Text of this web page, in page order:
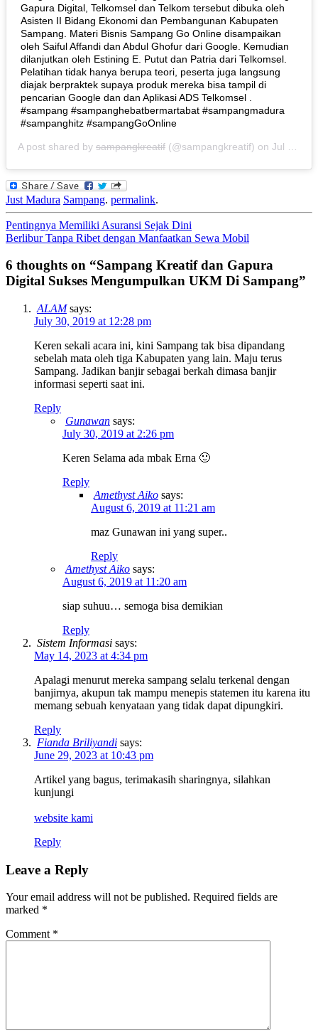
Gapura Digital, Telkomsel dan Telkom tersebut dibuka oleh
Asisten II Bidang Ekonomi dan Pembangunan Kabupaten
Sampang. Materi Bisnis Sampang Go Online disampaikan
oleh Saiful Affandi dan Abdul Ghofur dari Google. Kemudian
dilanjutkan oleh Estining E. Putut dan Patria dari Telkomsel.
Pelatihan tidak hanya berupa teori, peserta juga langsung
diajak berpraktek supaya produk mereka bisa tampil di
pencarian Google dan dan Aplikasi ADS Telkomsel .
#sampang #sampanghebatbermartabat #sampangmadura
#sampanghitz #sampangGoOnline
A post shared by sampangkreatif (@sampangkreatif) on Jul 25, 2019 at 12:40am PDT
Just Madura Sampang. permalink.
Post
navigation
Pentingnya Memiliki Asuransi Sejak Dini
Berlibur Tanpa Ribet dengan Manfaatkan Sewa Mobil
6 thoughts on “Sampang Kreatif dan Gapura
Digital Sukses Mengumpulkan UKM Di Sampang”
ALAM says:
July 30, 2019 at 12:28 pm
Keren sekali acara ini, kini Sampang tak bisa dipandang
sebelah mata oleh tiga Kabupaten yang lain. Maju terus
Sampang. Jadikan banjir sebagai berkah dimasa banjir
informasi seperti saat ini.
Reply
Gunawan says:
July 30, 2019 at 2:26 pm
Keren Selama ada mbak Erna 🙂
Reply
Amethyst Aiko says:
August 6, 2019 at 11:21 am
maz Gunawan ini yang super..
Reply
Amethyst Aiko says:
August 6, 2019 at 11:20 am
siap suhuu… semoga bisa demikian
Reply
Sistem Informasi says:
May 14, 2023 at 4:34 pm
Apalagi menurut mereka sampang selalu terkenal dengan
banjirnya, akupun tak mampu menepis statemen itu karena itu
memang sebuah kenyataan yang tidak dapat dipungkiri.
Reply
Fianda Briliyandi says:
June 29, 2023 at 10:43 pm
Artikel yang bagus, terimakasih sharingnya, silahkan
kunjungi
website kami
Reply
Leave a Reply
Your email address will not be published. Required fields are
marked *
Comment *